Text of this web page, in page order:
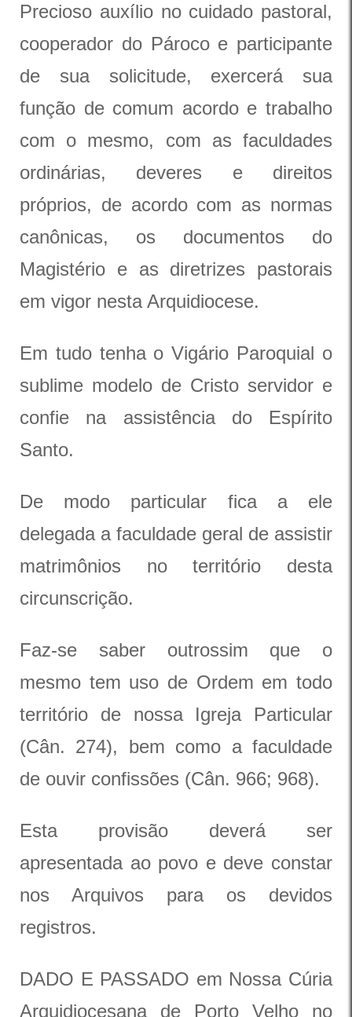
Precioso auxílio no cuidado pastoral,
cooperador do Pároco e participante
de sua solicitude, exercerá sua
função de comum acordo e trabalho
com o mesmo, com as faculdades
ordinárias, deveres e direitos
próprios, de acordo com as normas
canônicas, os documentos do
Magistério e as diretrizes pastorais
em vigor nesta Arquidiocese.
Em tudo tenha o Vigário Paroquial o
sublime modelo de Cristo servidor e
confie na assistência do Espírito
Santo.
De modo particular fica a ele
delegada a faculdade geral de assistir
matrimônios no território desta
circunscrição.
Faz-se saber outrossim que o
mesmo tem uso de Ordem em todo
território de nossa Igreja Particular
(Cân. 274), bem como a faculdade
de ouvir confissões (Cân. 966; 968).
Esta provisão deverá ser
apresentada ao povo e deve constar
nos Arquivos para os devidos
registros.
DADO E PASSADO em Nossa Cúria
Arquidiocesana de Porto Velho no